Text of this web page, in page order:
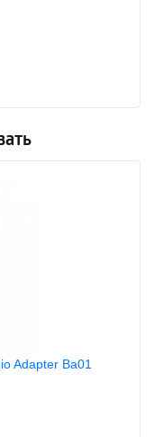
Adapter Ba01